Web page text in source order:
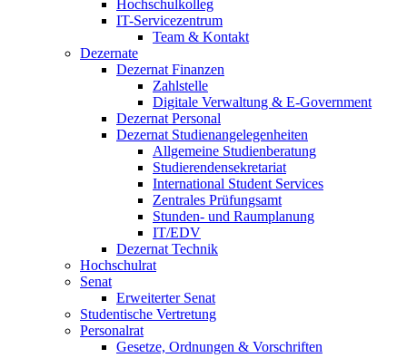
Hochschulkolleg
IT-Servicezentrum
Team & Kontakt
Dezernate
Dezernat Finanzen
Zahlstelle
Digitale Verwaltung & E-Government
Dezernat Personal
Dezernat Studienangelegenheiten
Allgemeine Studienberatung
Studierendensekretariat
International Student Services
Zentrales Prüfungsamt
Stunden- und Raumplanung
IT/EDV
Dezernat Technik
Hochschulrat
Senat
Erweiterter Senat
Studentische Vertretung
Personalrat
Gesetze, Ordnungen & Vorschriften